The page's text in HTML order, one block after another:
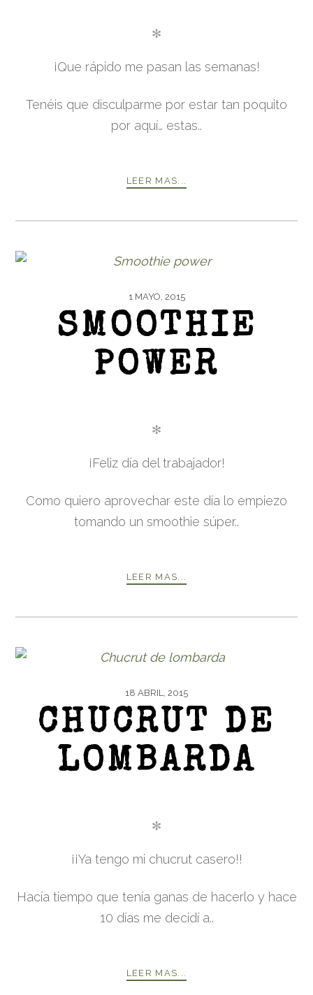
✻
¡Que rápido me pasan las semanas!
Tenéis que disculparme por estar tan poquito
por aquí… estas..
LEER MAS...
1 MAYO, 2015
SMOOTHIE
POWER
✻
¡Feliz día del trabajador!
Como quiero aprovechar este día lo empiezo
tomando un smoothie súper..
LEER MAS...
18 ABRIL, 2015
CHUCRUT DE
LOMBARDA
✻
¡¡Ya tengo mi chucrut casero!!
Hacía tiempo que tenía ganas de hacerlo y hace
10 días me decidí a..
LEER MAS...